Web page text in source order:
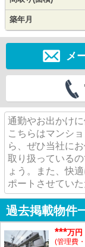
築年月
メ
通勤やお出かけ
こちらはマンシ
ら、ぜひ当社に
取り扱っている
ょう。また、快
ポートさせていた
過去掲載物件
***万円
(管理費